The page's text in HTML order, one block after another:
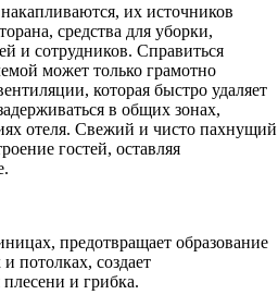
их источников
средства для уборки,
и сотрудников. Справиться
может только грамотно
которая быстро удаляет
в общих зонах,
отеля. Свежий и чисто пахнущий
гостей, оставляя
предотвращает образование
потолках, создает
и грибка.